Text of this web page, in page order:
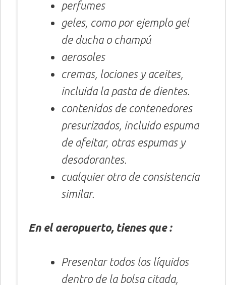
perfumes
geles, como por ejemplo gel
de ducha o champú
aerosoles
cremas, lociones y aceites,
incluida la pasta de dientes.
contenidos de contenedores
presurizados, incluido espuma
de afeitar, otras espumas y
desodorantes.
cualquier otro de consistencia
similar.
En el aeropuerto, tienes que :
Presentar todos los líquidos
dentro de la bolsa citada,